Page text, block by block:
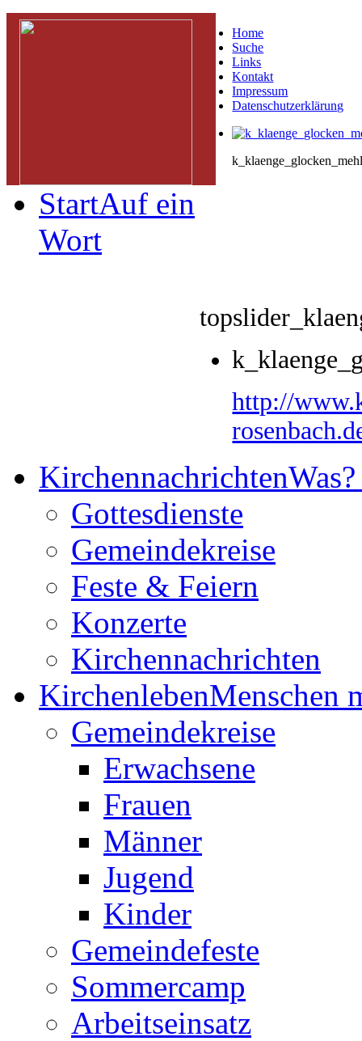
Home
Suche
Links
Kontakt
Impressum
Datenschutzerklärung
http://
StartAuf ein
Wort
Kirchennachrichten
Gottesdienste
Gemeindekreise
Feste & Feiern
Konzerte
Kirchennachrichten
KirchenlebenMenschen
Gemeindekreise
Erwachsene
Frauen
Männer
Jugend
Kinder
Gemeindefeste
Sommercamp
Arbeitseinsatz